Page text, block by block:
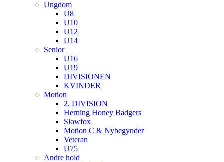
Ungdom
U8
U10
U12
U14
Senior
U16
U19
DIVISIONEN
KVINDER
Motion
2. DIVISION
Herning Honey Badgers
Slowfox
Motion C & Nybegynder
Veteran
U75
Andre hold